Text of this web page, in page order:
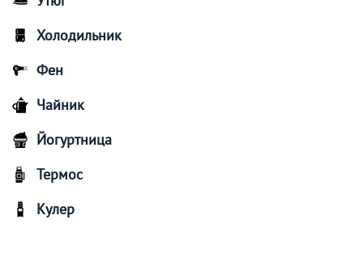
Холодильник
Фен
Чайник
Йогуртница
Термос
Кулер